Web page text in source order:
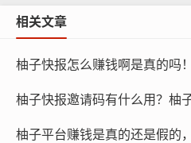
相关文章
柚子快报怎么赚钱啊是真的吗
柚子快报邀请码有什么用？柚